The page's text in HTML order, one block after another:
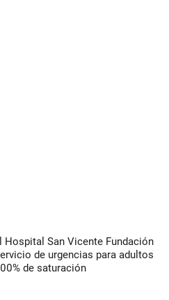
Hospital San Vicente Fundación
de urgencias para adultos
de saturación